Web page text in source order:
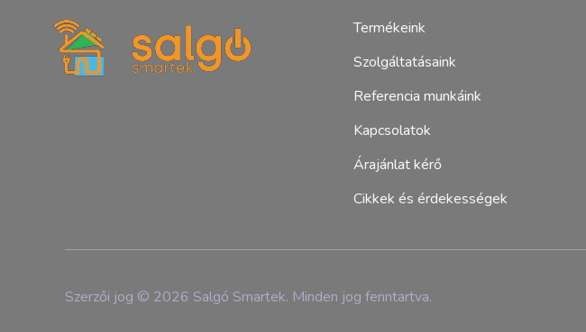
Termékeink
Szolgáltatásaink
Referencia munkáink
Kapcsolatok
Árajánlat kérő
Cikkek és érdekességek
Szerzői jog © 2026 Salgó Smartek. Minden jog fenntartva.